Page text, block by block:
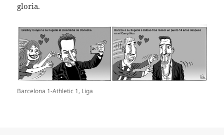
gloria.
Barcelona 1-Athletic 1, Liga